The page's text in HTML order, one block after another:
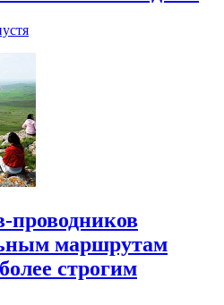
проводников
маршрутам
строгим